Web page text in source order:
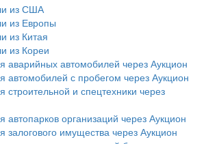
из США
из Европы
из Китая
из Кореи
аварийных автомобилей через Аукцион
автомобилей с пробегом через Аукцион
строительной и спецтехники через
автопарков организаций через Аукцион
залогового имущества через Аукцион